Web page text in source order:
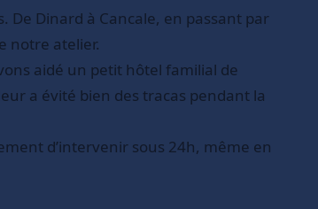
De Dinard à Cancale, en passant par
notre atelier.
aidé un petit hôtel familial de
a évité bien des tracas pendant la
d’intervenir sous 24h, même en